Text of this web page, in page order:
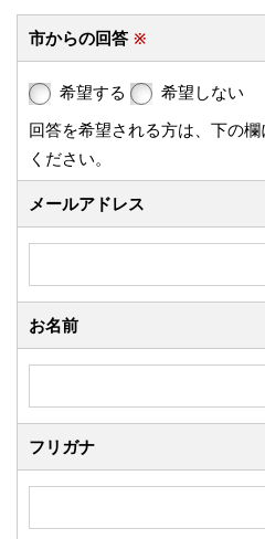
市からの回答 ※
希望する
希望しない
回答を希望される方は、下の
ください。
メールアドレス
お名前
フリガナ